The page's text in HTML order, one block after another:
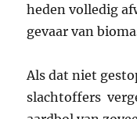
heden volledig
gevaar van
Als dat niet
slachtoffers